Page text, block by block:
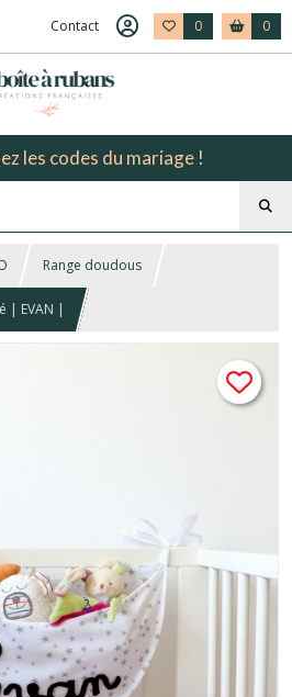
Contact 0 0
les codes du mariage !
Range doudous
| EVAN |